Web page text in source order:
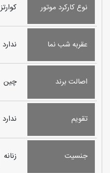
نوع کارکرد موتور کوارتز
عقربه شب نما ندارد
اصالت برند چین
تقویم ندارد
جنسیت زنانه